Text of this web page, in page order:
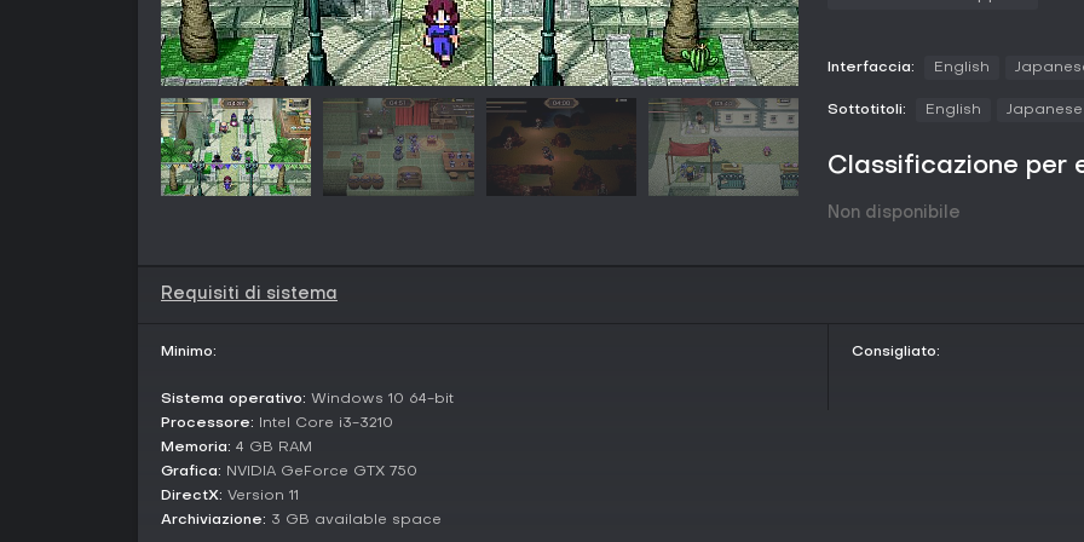
tre opzioni che modificano le
come bottini rari o mucchi più
Il combattimento è ridotto al
scontri diretti. Raccogli monete
stile pixel art 2.5D dà vita al
borseggio nelle zone affollate.
campagna generale oltre a
Interfaccia: English
Sottotitoli: English Japanese
Classificazione per
Non disponibile
Requisiti di sistema
Minimo:
Sistema operativo: Windows 10 64-bit
Processore: Intel Core i3-3210
Memoria: 4 GB RAM
Grafica: NVIDIA GeForce GTX 750
DirectX: Version 11
Archiviazione: 3 GB available space
Consigliato: